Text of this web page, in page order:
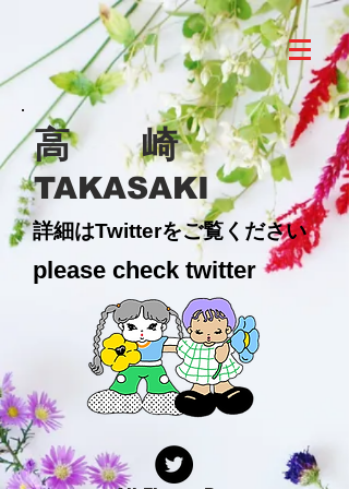
高 崎
TAKASAKI
詳細はTwitterをご覧ください
please check twitter